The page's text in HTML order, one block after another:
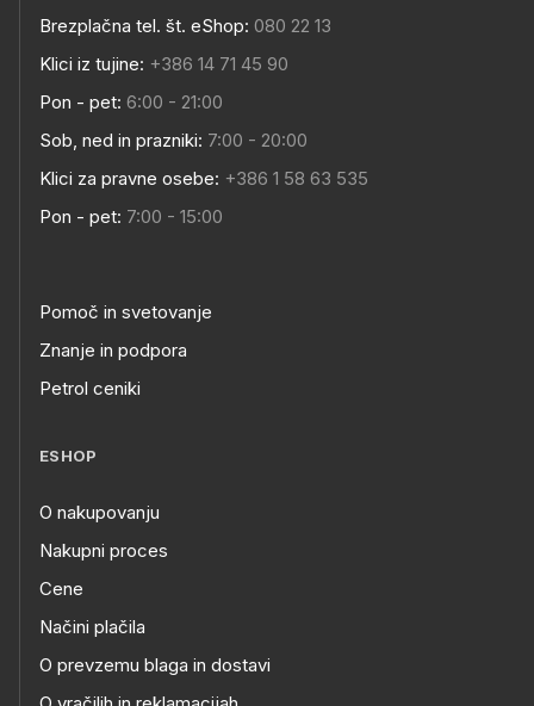
Brezplačna tel. št. eShop: 080 22 13
Klici iz tujine: +386 14 71 45 90
Pon - pet: 6:00 - 21:00
Sob, ned in prazniki: 7:00 - 20:00
Klici za pravne osebe: +386 1 58 63 535
Pon - pet: 7:00 - 15:00
Pomoč in svetovanje
Znanje in podpora
Petrol ceniki
ESHOP
O nakupovanju
Nakupni proces
Cene
Načini plačila
O prevzemu blaga in dostavi